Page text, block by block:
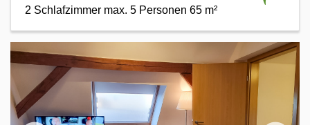
2 Schlafzimmer max. 5 Personen 65 m²